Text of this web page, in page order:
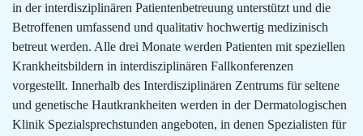
in der interdisziplinären Patientenbetreuung unterstützt und die
Betroffenen umfassend und qualitativ hochwertig medizinisch
betreut werden. Alle drei Monate werden Patienten mit speziellen
Krankheitsbildern in interdisziplinären Fallkonferenzen
vorgestellt. Innerhalb des Interdisziplinären Zentrums für seltene
und genetische Hautkrankheiten werden in der Dermatologischen
Klinik Spezialsprechstunden angeboten, in denen Spezialisten für